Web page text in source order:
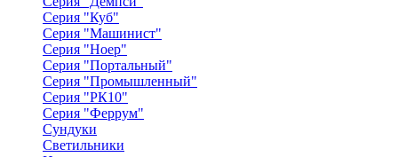
Серия "Куб"
Серия "Машинист"
Серия "Ноер"
Серия "Портальный"
Серия "Промышленный"
Серия "РК10"
Серия "Феррум"
Сундуки
Светильники